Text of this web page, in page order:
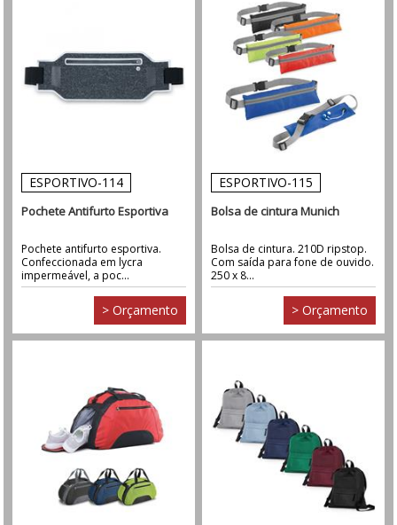
ESPORTIVO-114
Pochete Antifurto Esportiva
Pochete antifurto esportiva.
Confeccionada em lycra
impermeável, a poc...
> Orçamento
ESPORTIVO-115
Bolsa de cintura Munich
Bolsa de cintura. 210D ripstop.
Com saída para fone de ouvido.
250 x 8...
> Orçamento